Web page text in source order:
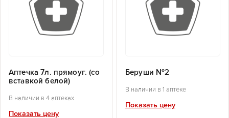
Аптечка 7л. прямоуг. (со
вставкой белой)
В наличии в 4 аптеках
Показать цену
Беруши №2
В наличии в 1 аптеке
Показать цену